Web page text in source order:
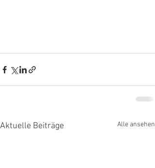
Aktuelle Beiträge Alle ansehen